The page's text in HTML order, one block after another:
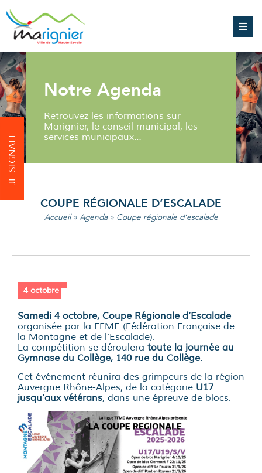
JE SIGNALE
Notre Agenda
Retrouvez les informations sur
Marignier, le conseil municipal, les
services municipaux…
COUPE RÉGIONALE D’ESCALADE
Accueil» Agenda» Coupe régionale d’escalade
4 octobre
Samedi 4 octobre, Coupe Régionale d’Escalade
organisée par la FFME (Fédération Française de
la Montagne et de l’Escalade).
La compétition se déroulera toute la journée au
Gymnase du Collège, 140 rue du Collège.
Cet événement réunira des grimpeurs de la région
Auvergne Rhône-Alpes, de la catégorie U17
jusqu’aux vétérans, dans une épreuve de blocs.